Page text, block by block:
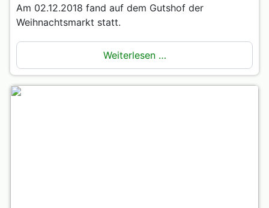
Am 02.12.2018 fand auf dem Gutshof der
Weihnachtsmarkt statt.
Weiterlesen …